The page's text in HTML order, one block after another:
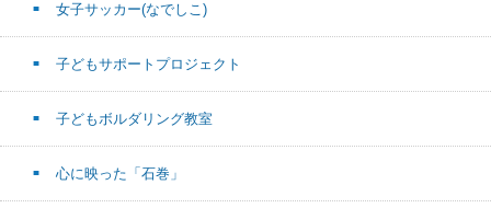
女子サッカー(なでしこ)
子どもサポートプロジェクト
子どもボルダリング教室
心に映った「石巻」